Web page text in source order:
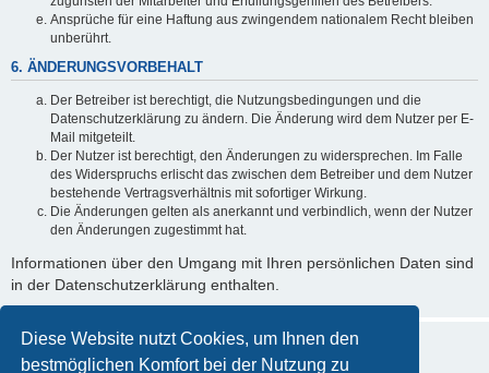
Diese Website nutzt Cookies, um Ihnen den
bestmöglichen Komfort bei der Nutzung zu
Ansprüche für eine Haftung aus zwingendem nationalem Recht bleiben
unberührt.
6. ÄNDERUNGSVORBEHALT
Der Betreiber ist berechtigt, die Nutzungsbedingungen und die
Datenschutzerklärung zu ändern. Die Änderung wird dem Nutzer per E-
Mail mitgeteilt.
Der Nutzer ist berechtigt, den Änderungen zu widersprechen. Im Falle
des Widerspruchs erlischt das zwischen dem Betreiber und dem Nutzer
bestehende Vertragsverhältnis mit sofortiger Wirkung.
Die Änderungen gelten als anerkannt und verbindlich, wenn der Nutzer
den Änderungen zugestimmt hat.
Informationen über den Umgang mit Ihren persönlichen Daten sind
in der Datenschutzerklärung enthalten.